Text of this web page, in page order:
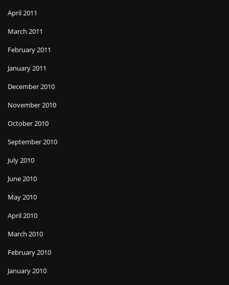
April 2011
March 2011
February 2011
January 2011
December 2010
November 2010
October 2010
September 2010
July 2010
June 2010
May 2010
April 2010
March 2010
February 2010
January 2010